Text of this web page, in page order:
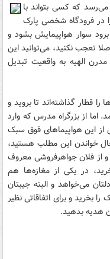
که کسی بتواند با
در فرودگاه شخصی پارک
سوار هواپیمایش بشود و
تعجب نکنید، می‌توانید این
الهیه به واقعیت تبدیل
را قطار گذاشته‌اند تا بروید و
اما از بزرگراه مدرس که وارد
از این هواپیماهای فوق سبک
خواندن این مطلب هستید،
و از فلان جواهرفروشی معروف
در یکی از مغازه‌ها هم
می‌خواهد و البته جیبتان
بخرید و برای اتفاقاتی نظیر
هدیه بدهید.